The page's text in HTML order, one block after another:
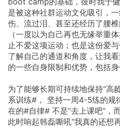
是被这种社群运动文化吸引，
伤、流过泪、甚至还经历了腰
（一度以为自己再也无缘举重
止不爱这项运动；也是这份爱
了解自己的通道和角度，让我
的一些自身限制和优势，包括
为了能够长期可持续地保持“高
系训练#， 坚持一周4-5练的
在的#自律# 不是“去上课吧”，
此时响起韩磊嘶吼“我真的还想